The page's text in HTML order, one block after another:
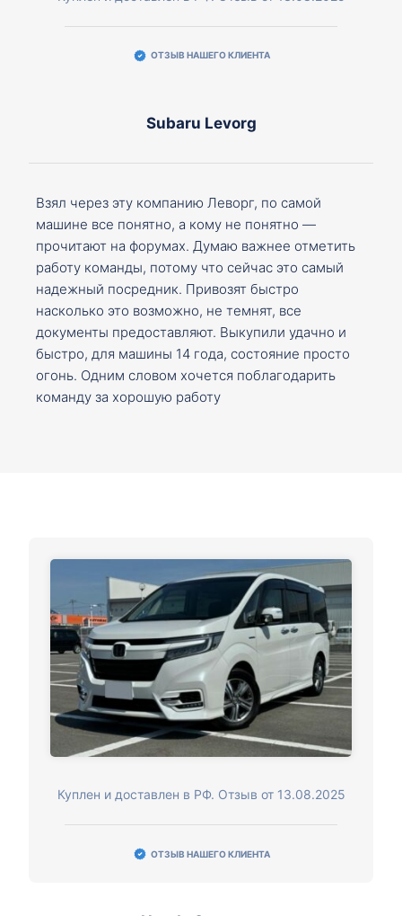
ОТЗЫВ НАШЕГО КЛИЕНТА
Subaru Levorg
Взял через эту компанию Леворг, по самой
машине все понятно, а кому не понятно —
прочитают на форумах. Думаю важнее отметить
работу команды, потому что сейчас это самый
надежный посредник. Привозят быстро
насколько это возможно, не темнят, все
документы предоставляют. Выкупили удачно и
быстро, для машины 14 года, состояние просто
огонь. Одним словом хочется поблагодарить
команду за хорошую работу
Куплен и доставлен в РФ. Отзыв от 13.08.2025
ОТЗЫВ НАШЕГО КЛИЕНТА